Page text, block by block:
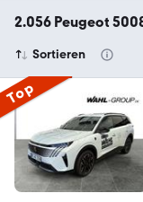
2.056 Peugeot
Sortieren
Top